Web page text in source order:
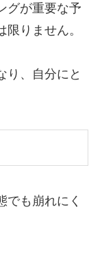
グが重要な予
りません。
り、自分にと
でも崩れにく